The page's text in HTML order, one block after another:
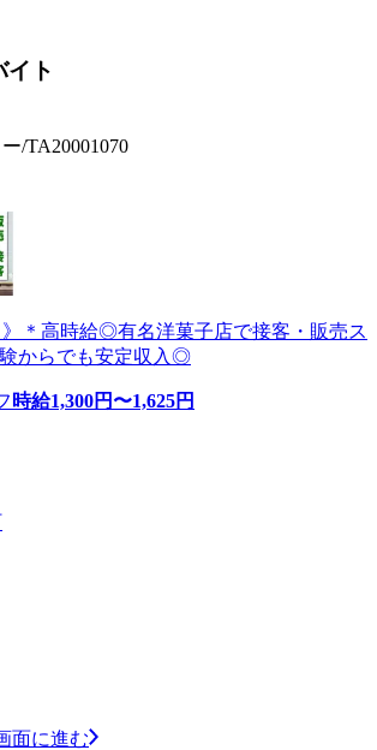
イト
/TA20001070
》＊高時給◎有名洋菓子店で接客・販売ス
からでも安定収入◎
時給1,300円〜1,625円
面に進む